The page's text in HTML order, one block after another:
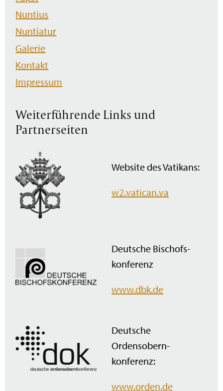
Nuntius
Nuntiatur
Galerie
Kontakt
Impressum
Weiterführende Links und
Partnerseiten
Website des Vatikans:
w2.vatican.va
Deutsche Bischofs­
konferenz
www.dbk.de
Deutsche
Ordensobern­
konferenz:
www.orden.de